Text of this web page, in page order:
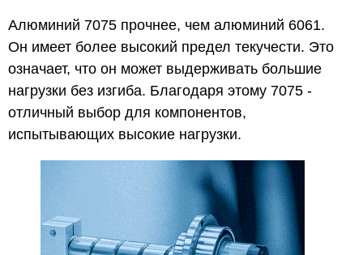
Алюминий 7075 прочнее, чем алюминий 6061.
Он имеет более высокий предел текучести. Это
означает, что он может выдерживать большие
нагрузки без изгиба. Благодаря этому 7075 -
отличный выбор для компонентов,
испытывающих высокие нагрузки.